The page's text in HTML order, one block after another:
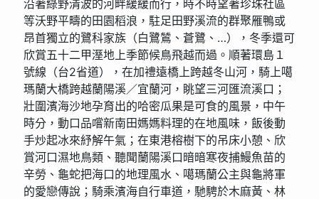
沿著綠野清波的河畔緩緩而行，時不時望著珍珠社區
等沃野平疇的田園稻浪，駐足田野溪流的群聚雁鴨或
昂首獨立的鷺科家族（白鷺鷥、蒼鷺、…），冬季還可
欣賞五十二甲溼地上季節候鳥飛越而過。順著環島１
號線（台2省道），在加禮遠橋上跨越冬山河，騎上噶
瑪蘭大橋跨越蘭陽溪／宜蘭河，眺望三河匯流溪口；
壯圍濱海沙地孕育出的哈密瓜果是可食的風景，中午
時分，動口品嚐新南田媽媽料理的在地風味，飯後動
手炒起冰來紓解午氣；在東港榕樹下的吊床小憩、欣
賞河口濕地鳥類、聽聞蘭陽溪口暗暗寒夜捕鰻魚苗的
辛勞、龜蛇把海口的地理風水、噶瑪蘭公主與龜將軍
的愛戀傳說；騎乘濱海自行車道，馳騁於木麻黃、林